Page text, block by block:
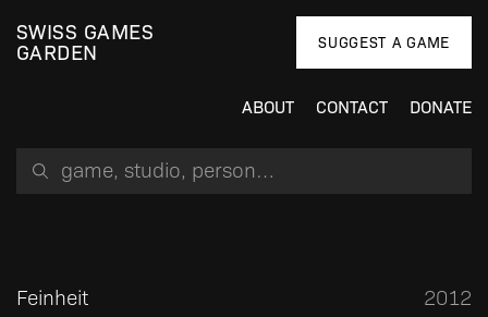
SWISS GAMES
GARDEN
Search for a game, person or studio
ABOUT CONTACT DONATE
SUGGEST A GAME
Feinheit 2012